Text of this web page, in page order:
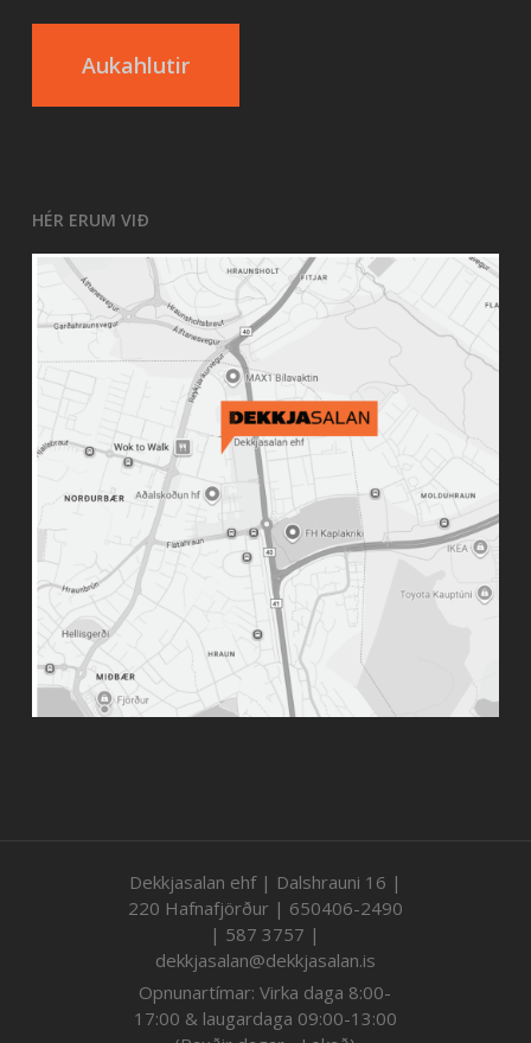
Aukahlutir
HÉR ERUM VIÐ
Dekkjasalan ehf | Dalshrauni 16 |
220 Hafnafjörður | 650406-2490
| 587 3757 |
dekkjasalan@dekkjasalan.is
Opnunartímar: Virka daga 8:00-
17:00 & laugardaga 09:00-13:00